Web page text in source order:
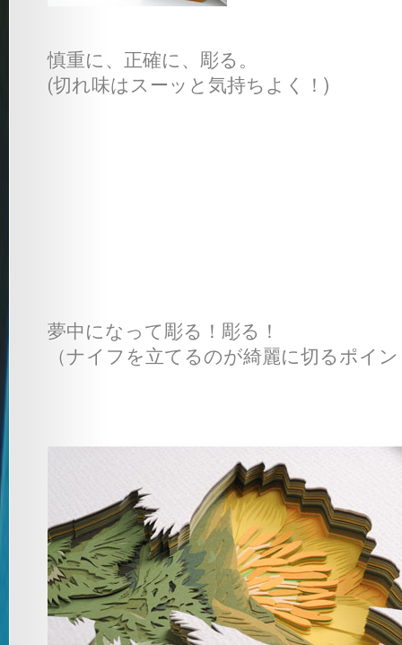
慎重に、正確に、彫る。
(切れ味はスーッと気持ちよく！)
夢中になって彫る！彫る！
（ナイフを立てるのが綺麗に切るポイ